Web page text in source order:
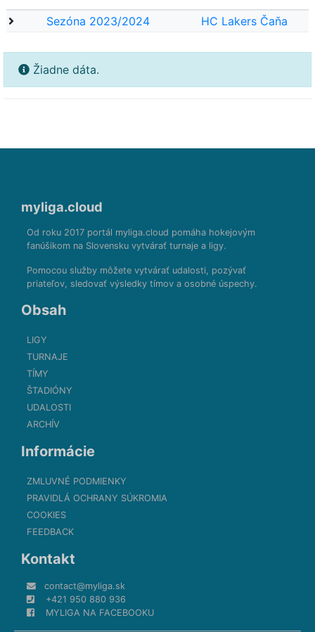
Sezóna 2023/2024 HC Lakers Čaňa
Žiadne dáta.
myliga.cloud
Od roku 2017 portál myliga.cloud pomáha hokejovým
fanúšikom na Slovensku vytvárať turnaje a ligy.
Pomocou služby môžete vytvárať udalosti, pozývať
priateľov, sledovať výsledky tímov a osobné úspechy.
Obsah
LIGY
TURNAJE
TÍMY
ŠTADIÓNY
UDALOSTI
ARCHÍV
Informácie
ZMLUVNÉ PODMIENKY
PRAVIDLÁ OCHRANY SÚKROMIA
COOKIES
FEEDBACK
Kontakt
contact@myliga.sk
+421 950 880 936
MYLIGA NA FACEBOOKU